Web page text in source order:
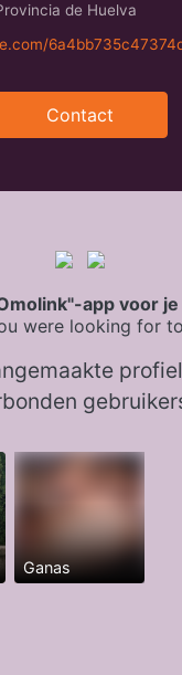
de Huelva
Contact
app voor
were looking for
Ganas